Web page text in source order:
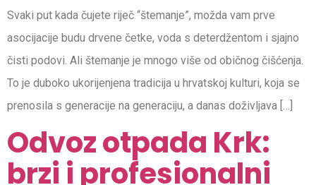
Svaki put kada čujete riječ “štemanje”, možda vam prve
asocijacije budu drvene četke, voda s deterdžentom i sjajno
čisti podovi. Ali štemanje je mnogo više od običnog čišćenja.
To je duboko ukorijenjena tradicija u hrvatskoj kulturi, koja se
prenosila s generacije na generaciju, a danas doživljava […]
Odvoz otpada Krk:
brzi i profesionalni